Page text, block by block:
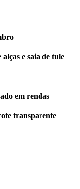
e saia de tule
em rendas
transparente